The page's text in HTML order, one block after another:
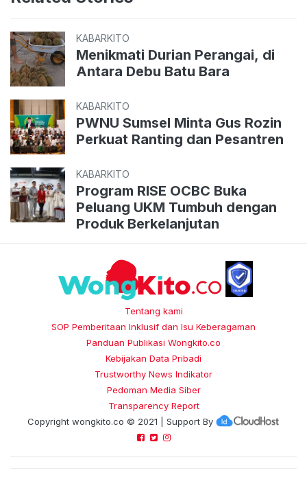
KABARKITO
Menikmati Durian Perangai, di
Antara Debu Batu Bara
KABARKITO
PWNU Sumsel Minta Gus Rozin
Perkuat Ranting dan Pesantren
KABARKITO
Program RISE OCBC Buka
Peluang UKM Tumbuh dengan
Produk Berkelanjutan
Tentang kami
SOP Pemberitaan Inklusif dan Isu Keberagaman
Panduan Publikasi Wongkito.co
Kebijakan Data Pribadi
Trustworthy News Indikator
Pedoman Media Siber
Transparency Report
Copyright wongkito.co © 2021 | Support By